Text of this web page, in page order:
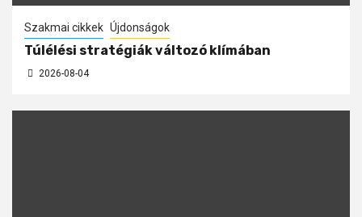
Szakmai cikkek Újdonságok
Túlélési stratégiák változó klímában
2026-08-04